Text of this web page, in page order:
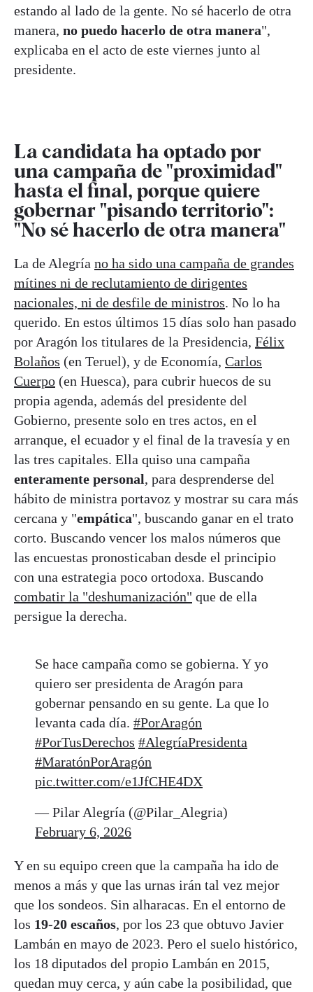
estando al lado de la gente. No sé hacerlo de otra
manera, no puedo hacerlo de otra manera",
explicaba en el acto de este viernes junto al
presidente.
La candidata ha optado por
una campaña de "proximidad"
hasta el final, porque quiere
gobernar "pisando territorio":
"No sé hacerlo de otra manera"
La de Alegría no ha sido una campaña de grandes
mítines ni de reclutamiento de dirigentes
nacionales, ni de desfile de ministros. No lo ha
querido. En estos últimos 15 días solo han pasado
por Aragón los titulares de la Presidencia, Félix
Bolaños (en Teruel), y de Economía, Carlos
Cuerpo (en Huesca), para cubrir huecos de su
propia agenda, además del presidente del
Gobierno, presente solo en tres actos, en el
arranque, el ecuador y el final de la travesía y en
las tres capitales. Ella quiso una campaña
enteramente personal, para desprenderse del
hábito de ministra portavoz y mostrar su cara más
cercana y "empática", buscando ganar en el trato
corto. Buscando vencer los malos números que
las encuestas pronosticaban desde el principio
con una estrategia poco ortodoxa. Buscando
combatir la "deshumanización" que de ella
persigue la derecha.
Se hace campaña como se gobierna. Y yo
quiero ser presidenta de Aragón para
gobernar pensando en su gente. La que lo
levanta cada día. #PorAragón
#PorTusDerechos #AlegríaPresidenta
#MaratónPorAragón
pic.twitter.com/e1JfCHE4DX
— Pilar Alegría (@Pilar_Alegria)
February 6, 2026
Y en su equipo creen que la campaña ha ido de
menos a más y que las urnas irán tal vez mejor
que los sondeos. Sin alharacas. En el entorno de
los 19-20 escaños, por los 23 que obtuvo Javier
Lambán en mayo de 2023. Pero el suelo histórico,
los 18 diputados del propio Lambán en 2015,
quedan muy cerca, y aún cabe la posibilidad, que